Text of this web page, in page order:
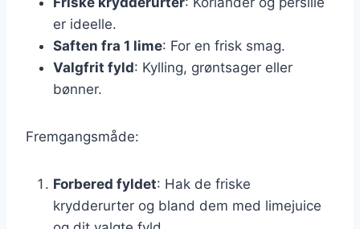
er ideelle.
Saften fra 1 lime: For en frisk smag.
Valgfrit fyld: Kylling, grøntsager eller
bønner.
Fremgangsmåde:
Forbered fyldet: Hak de friske
krydderurter og bland dem med limejuice